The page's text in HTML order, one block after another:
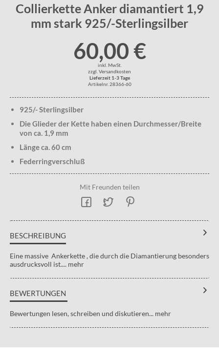
Collierkette Anker diamantiert 1,9
mm stark 925/-Sterlingsilber
60,00 €
inkl. MwSt.
zzgl. Versandkosten
Lieferzeit 1-3 Tage
Artikelnr. 28366-60
925/- Sterlingsilber
Die Glieder der Kette haben einen Durchmesser/Breite
von ca. 1,9 mm
Länge ca. 60 cm
Federringverschluß
Mit Freunden teilen
BESCHREIBUNG
Eine massive Ankerkette , die durch die Diamantierung besonders
ausdrucksvoll ist.... mehr
BEWERTUNGEN
Bewertungen lesen, schreiben und diskutieren... mehr